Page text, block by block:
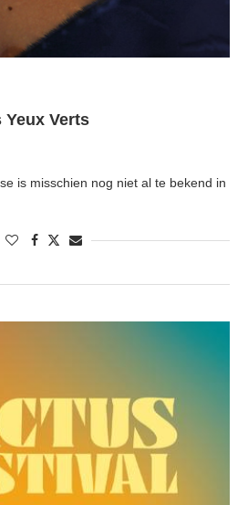
Yeux Verts
is misschien nog niet al te bekend in